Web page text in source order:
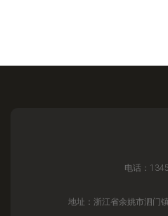
电话：
地址：浙江省余姚市泗门